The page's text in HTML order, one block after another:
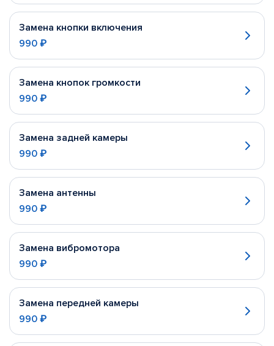
Замена кнопки включения
990 ₽
Замена кнопок громкости
990 ₽
Замена задней камеры
990 ₽
Замена антенны
990 ₽
Замена вибромотора
990 ₽
Замена передней камеры
990 ₽